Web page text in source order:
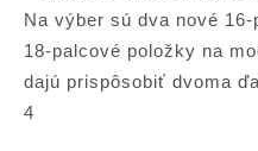
Na výber sú dva nové
18-palcové položky na
dajú prispôsobiť dvoma
4